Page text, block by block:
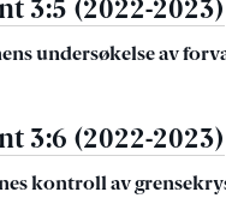
3:5 (2022-2023)
undersøkelse av
3:6 (2022-2023)
kontroll av